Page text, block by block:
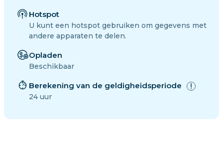
Hotspot
U kunt een hotspot gebruiken om gegevens met
andere apparaten te delen.
Opladen
Beschikbaar
Berekening van de geldigheidsperiode
24 uur